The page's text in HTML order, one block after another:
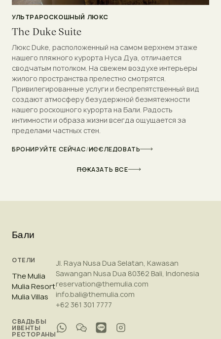
ПОКАЗАТЬ ВСЕ
УЛЬТРАРОСКОШНЫЙ ЛЮКС
The Duke Suite
Люкс Duke, расположенный на самом верхнем этаже
нашего пляжного курорта Нуса Дуа, отличается
сводчатым потолком. На свежем воздухе интерьеры
жилого пространства прелестно смотрятся.
Привилегированные услуги и беспрепятственный вид
создают атмосферу безудержной безмятежности
нашего роскошного курорта на Бали. Радость
интимности и образа жизни всегда ощущается за
пределами частных стен.
БРОНИРУЙТЕ СЕЙЧАС/ИССЛЕДОВАТЬ
Бали
ОТЕЛИ
The Mulia
Mulia Resort
Mulia Villas
СВАДЬБЫ
ИВЕНТЫ
РЕСТОРАНЫ
Jl. Raya Nusa Dua Selatan, Kawasan
Sawangan Nusa Dua 80362 Bali, Indonesia
reservation@themulia.com
info.bali@themulia.com
+62 361 301 7777